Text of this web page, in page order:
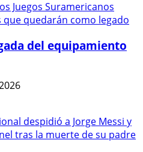
del equipamiento